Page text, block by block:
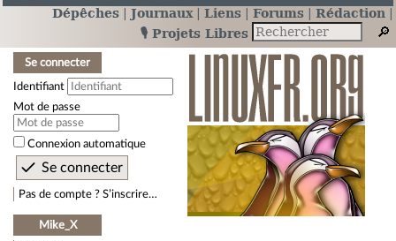
Dépêches Journaux Liens Forums
Rédaction
🎙️ Projets Libres
Se connecter
Identifiant
Mot de passe
Connexion automatique
Pas de compte ? S’inscrire…
Mike_X